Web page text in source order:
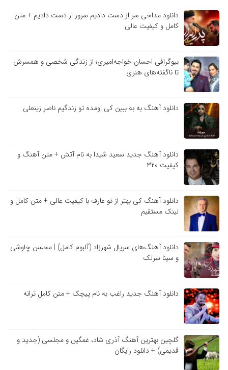
دانلود مداحی سر از دست دادیم سرور از دست دادیم + متن
کامل و کیفیت عالی
بیوگرافی احسان خواجه‌امیری؛ از زندگی شخصی و همسرش
تا ناگفته‌های هنری
دانلود آهنگ به به ببین کی اومده تو زندگیم ناصر زینعلی
دانلود آهنگ جدید سعید شیدا به نام آتش + متن آهنگ و
کیفیت ۳۲۰
دانلود آهنگ کی بهتر از تو عارف با کیفیت عالی + متن کامل و
لینک مستقیم
دانلود آهنگ‌های سریال شهرزاد (آلبوم کامل) | محسن چاوشی
و سینا سرلک
دانلود آهنگ جدید راغب به نام پیچک + متن کامل ترانه
گلچین بهترین آهنگ آذری شاد، غمگین و مجلسی (جدید و
قدیمی) + دانلود رایگان